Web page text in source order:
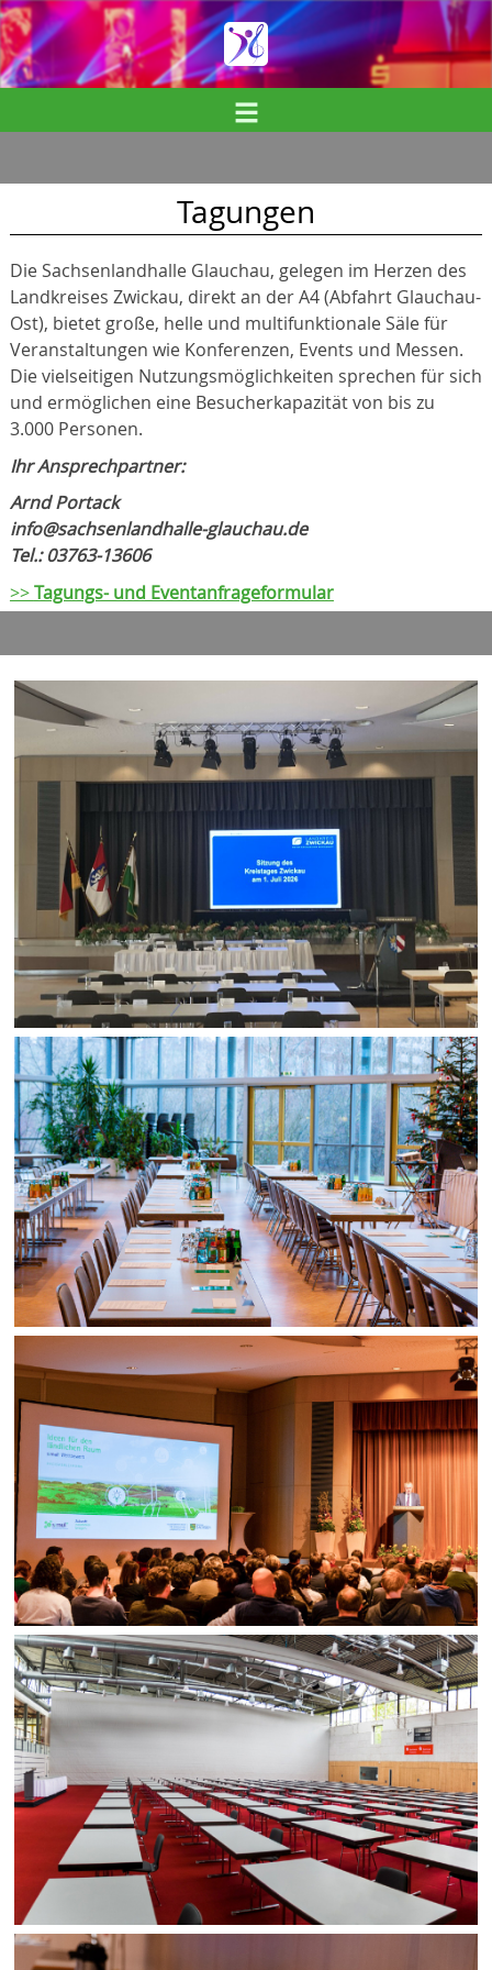
m
Tagungen
Die Sachsenlandhalle Glauchau, gelegen im Herzen des
Landkreises Zwickau, direkt an der A4 (Abfahrt Glauchau-
Ost), bietet große, helle und multifunktionale Säle für
Veranstaltungen wie Konferenzen, Events und Messen.
Die vielseitigen Nutzungsmöglichkeiten sprechen für sich
und ermöglichen eine Besucherkapazität von bis zu
3.000 Personen.
Ihr Ansprechpartner:
Arnd Portack
info@sachsenlandhalle-glauchau.de
Tel.: 03763-13606
>>Tagungs- und Eventanfrageformular